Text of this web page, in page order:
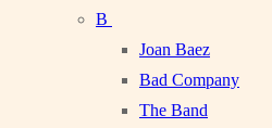
B
Joan Baez
Bad Company
The Band